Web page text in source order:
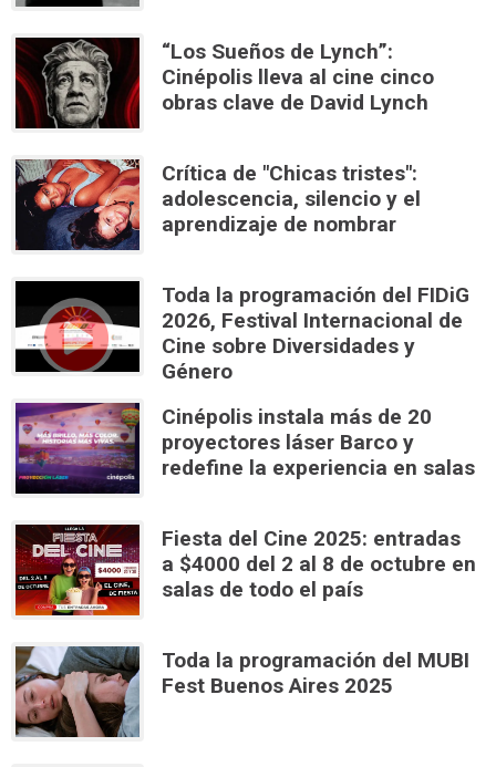
“Los Sueños de Lynch”:
Cinépolis lleva al cine cinco
obras clave de David Lynch
Crítica de "Chicas tristes":
adolescencia, silencio y el
aprendizaje de nombrar
Toda la programación del FIDiG
2026, Festival Internacional de
Cine sobre Diversidades y
Género
Cinépolis instala más de 20
proyectores láser Barco y
redefine la experiencia en salas
Fiesta del Cine 2025: entradas
a $4000 del 2 al 8 de octubre en
salas de todo el país
Toda la programación del MUBI
Fest Buenos Aires 2025